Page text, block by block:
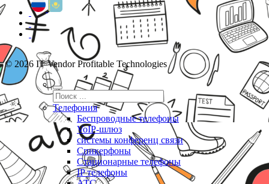
© 2026 IT Vendor Profitable Technologies
Телефония
Беспроводные телефоны
VoIP-шлюз
системы конференц связи
Спикерфоны
Стационарные телефоны
IP телефоны